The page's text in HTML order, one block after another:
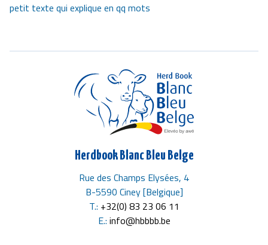
petit texte qui explique en qq mots
Herdbook Blanc Bleu Belge
Rue des Champs Elysées, 4
B-5590 Ciney [Belgique]
T.: +32(0) 83 23 06 11
E.: info@hbbbb.be